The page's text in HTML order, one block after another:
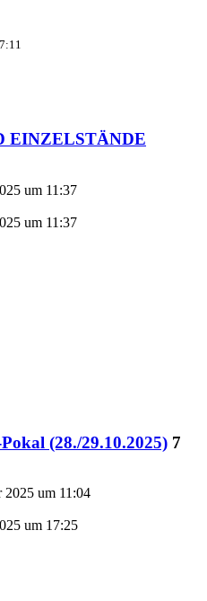
EINZELSTÄNDE
um 11:37
um 11:37
(28./29.10.2025) 7
2025 um 11:04
um 17:25